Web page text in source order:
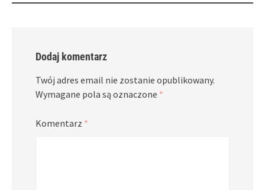
Dodaj komentarz
Twój adres email nie zostanie opublikowany.
Wymagane pola są oznaczone *
Komentarz *